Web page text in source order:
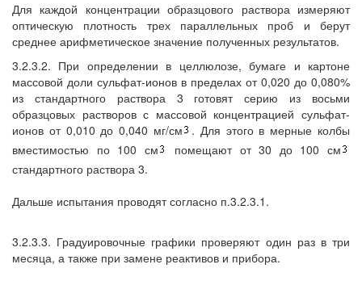
Для каждой концентрации образцового раствора измеряют
оптическую плотность трех параллельных проб и берут
среднее арифметическое значение полученных результатов.
3.2.3.2. При определении в целлюлозе, бумаге и картоне
массовой доли сульфат-ионов в пределах от 0,020 до 0,080%
из стандартного раствора 3 готовят серию из восьми
образцовых растворов с массовой концентрацией сульфат-
ионов от 0,010 до 0,040 мг/см
. Для этого в мерные колбы
вместимостью по 100 см
помещают от 30 до 100 см
стандартного раствора 3.
Дальше испытания проводят согласно п.3.2.3.1.
3.2.3.3. Градуировочные графики проверяют один раз в три
месяца, а также при замене реактивов и прибора.